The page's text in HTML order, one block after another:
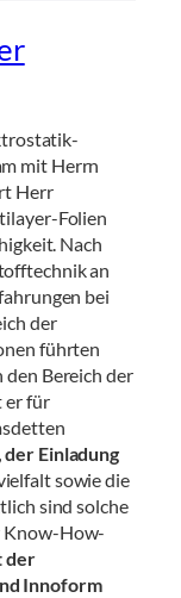
mit Herrn
Herr
Folien
Nach
an
bei
der
führten
den Bereich der
er für
der Einladung
sowie die
sind solche
Know-How-
der
Innoform